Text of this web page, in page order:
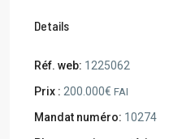
Details
Réf. web: 1225062
Prix : 200.000€ FAI
Mandat numéro: 10274